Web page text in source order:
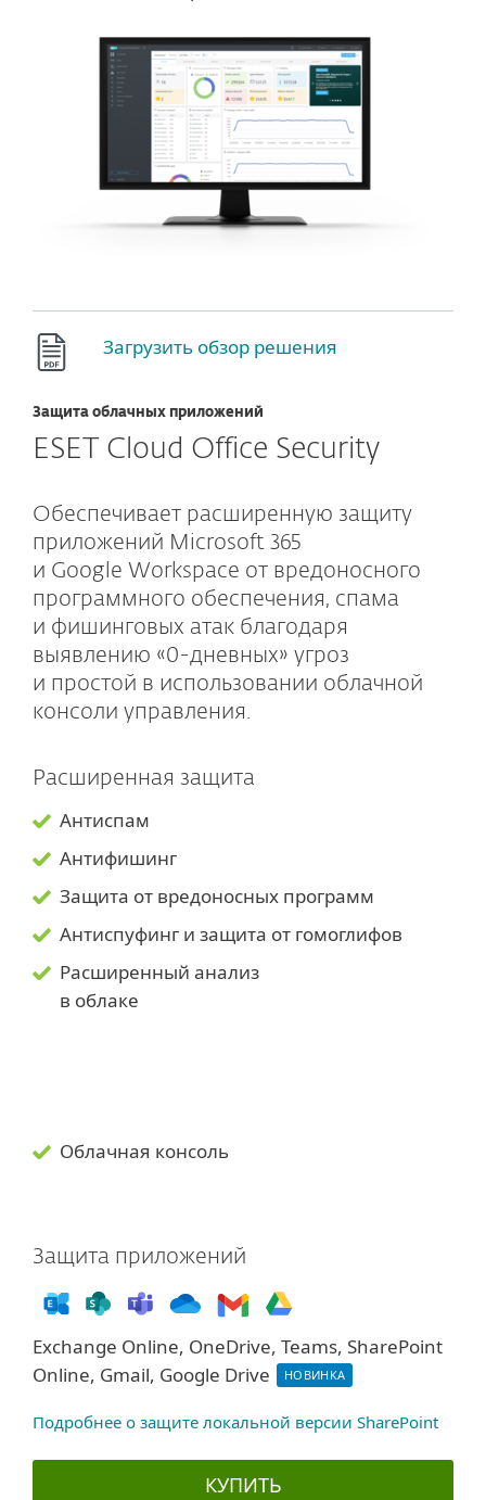
Загрузить обзор решения
Защита облачных приложений
ESET Cloud Office Security
Обеспечивает расширенную защиту
приложений Microsoft 365
и Google Workspace от вредоносного
программного обеспечения, спама
и фишинговых атак благодаря
выявлению «0-дневных» угроз
и простой в использовании облачной
консоли управления.
Расширенная защита
Антиспам
Антифишинг
Защита от вредоносных программ
Антиспуфинг и защита от гомоглифов
Расширенный анализ
в облаке
Облачная консоль
Защита приложений
Exchange Online, OneDrive, Teams, SharePoint
Online, Gmail, Google Drive
НОВИНКА
Подробнее о защите локальной версии SharePoint
КУПИТЬ